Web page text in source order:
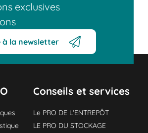
exclusives
à la newsletter
Conseils et services
Le PRO DE L‘ENTREPÔT
LE PRO DU STOCKAGE